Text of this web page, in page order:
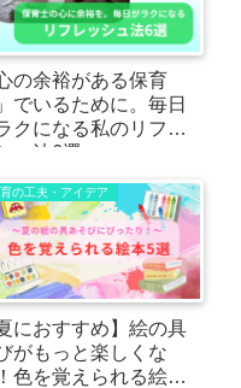
の余裕がある保育
でいるために。毎日
クになる私のリフレ
ュ法6選
の工夫・アイデア
におすすめ】絵の具
がもっと楽しくな
色を覚えられる絵本5